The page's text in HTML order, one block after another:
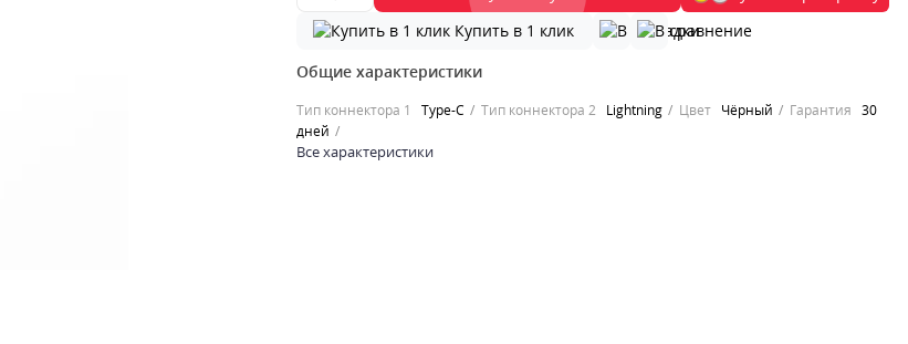
Купить в 1 клик
Общие характеристики
Тип коннектора 1 Type-C Тип коннектора 2 Lightning Цвет Чёрный Гарантия 30
дней
Все характеристики